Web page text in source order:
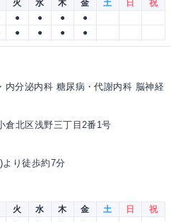
火 水 木 金 土 日
祝
● ● ●
●
● ● ● ●
内分泌内科 糖尿病・代謝内科 脳神経
倉北区浅野三丁目2番1号
り徒歩約7分
火 水 木 金 土 日
祝